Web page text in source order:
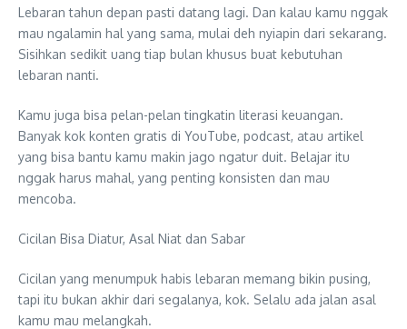
Lebaran tahun depan pasti datang lagi. Dan kalau kamu nggak
mau ngalamin hal yang sama, mulai deh nyiapin dari sekarang.
Sisihkan sedikit uang tiap bulan khusus buat kebutuhan
lebaran nanti.
Kamu juga bisa pelan-pelan tingkatin literasi keuangan.
Banyak kok konten gratis di YouTube, podcast, atau artikel
yang bisa bantu kamu makin jago ngatur duit. Belajar itu
nggak harus mahal, yang penting konsisten dan mau
mencoba.
Cicilan Bisa Diatur, Asal Niat dan Sabar
Cicilan yang menumpuk habis lebaran memang bikin pusing,
tapi itu bukan akhir dari segalanya, kok. Selalu ada jalan asal
kamu mau melangkah.